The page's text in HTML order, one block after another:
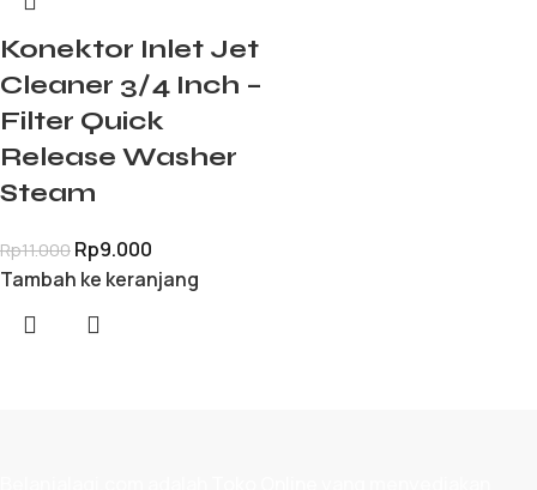
Konektor Inlet Jet
Cleaner 3/4 Inch –
Filter Quick
Release Washer
Steam
Rp11.000 Rp9.000
Tambah ke keranjang